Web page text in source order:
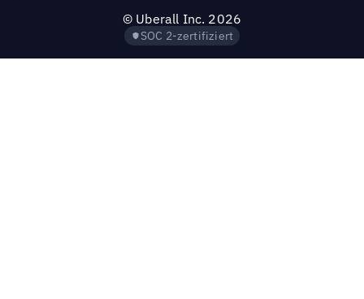
© Uberall Inc. 2026
SOC 2-zertifiziert